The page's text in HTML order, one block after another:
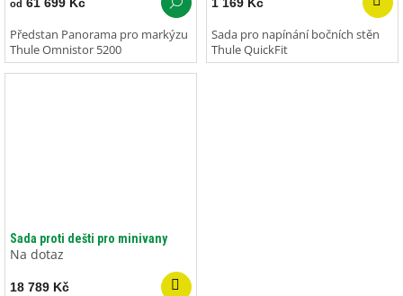
od 61 699 Kč
Předstan Panorama pro markýzu
Thule Omnistor 5200
1 169 Kč
Sada pro napínání bočních stěn
Thule QuickFit
Sada proti dešti pro minivany
Na dotaz
18 789 Kč